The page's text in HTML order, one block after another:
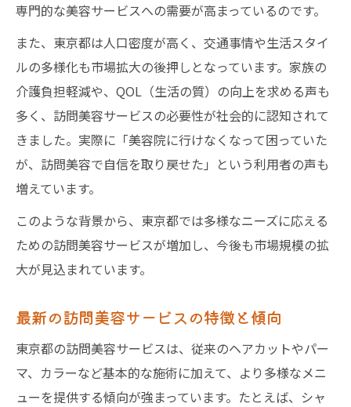
専門的な美容サービスへの需要が高まっているのです。
また、東京都は人口密度が高く、交通事情や生活スタイ
ルの多様化も市場拡大の後押しとなっています。家族の
介護負担軽減や、QOL（生活の質）の向上を求める声も
多く、訪問美容サービスの必要性が社会的に認知されて
きました。実際に「美容院に行けなくなって困っていた
が、訪問美容で自信を取り戻せた」という利用者の声も
増えています。
このような背景から、東京都では多様なニーズに応える
ための訪問美容サービスが増加し、今後も市場規模の拡
大が見込まれています。
最新の訪問美容サービスの特徴と傾向
東京都の訪問美容サービスは、従来のヘアカットやパー
マ、カラーなど基本的な施術に加えて、より多様なメニ
ューを提供する傾向が強まっています。たとえば、シャ